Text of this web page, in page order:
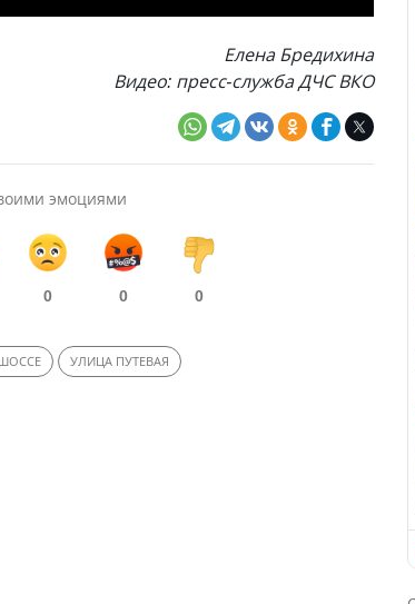
Елена Бредихина
Видео: пресс-служба ДЧС ВКО
эмоциями
0 0 0
УЛИЦА ПУТЕВАЯ